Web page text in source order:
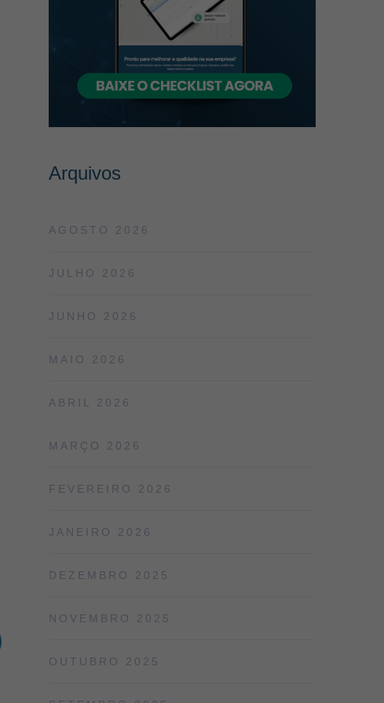
Arquivos
AGOSTO 2026
JULHO 2026
JUNHO 2026
MAIO 2026
ABRIL 2026
MARÇO 2026
FEVEREIRO 2026
JANEIRO 2026
DEZEMBRO 2025
NOVEMBRO 2025
OUTUBRO 2025